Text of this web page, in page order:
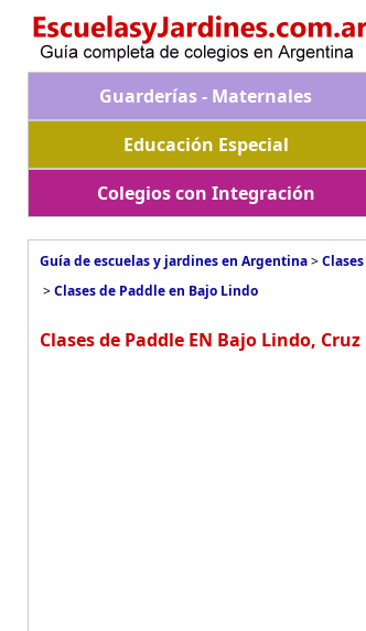
Guarderías - Maternales
Educación Especial
Colegios con Integración
Guía de escuelas y jardines en Argentina>
>Clases de Paddle en Bajo Lindo
Clases de Paddle EN Bajo Lindo, Cruz